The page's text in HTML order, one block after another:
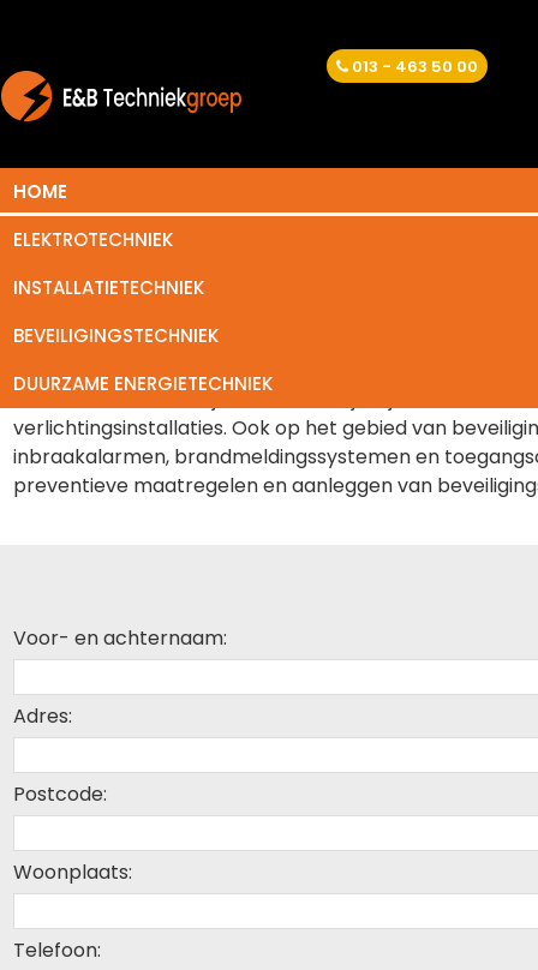
013 - 463 50 00
HOME
ELEKTROTECHNIEK
INSTALLATIETECHNIEK
BEVEILIGINGSTECHNIEK
DUURZAME ENERGIETECHNIEK
Open sollicitatie
E&B Techniekgroep is een erkend installateur en
Daarnaast kunnen wij u van dienst zijn bij het
verlichtingsinstallaties. Ook op het gebied van
inbraakalarmen, brandmeldingssystemen en
preventieve maatregelen en aanleggen van
Voor- en achternaam:
Adres:
Postcode:
Woonplaats:
Telefoon: